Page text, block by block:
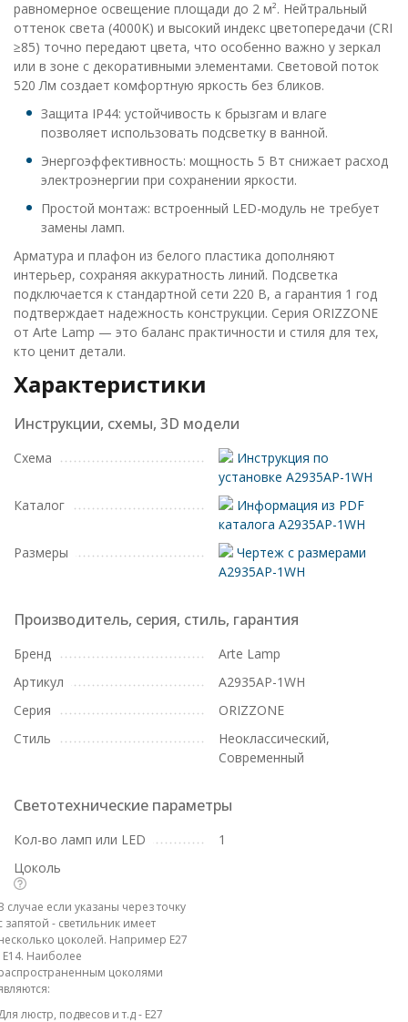
равномерное освещение площади до 2 м². Нейтральный
оттенок света (4000K) и высокий индекс цветопередачи (CRI
≥85) точно передают цвета, что особенно важно у зеркал
или в зоне с декоративными элементами. Световой поток
520 Лм создает комфортную яркость без бликов.
Защита IP44: устойчивость к брызгам и влаге
позволяет использовать подсветку в ванной.
Энергоэффективность: мощность 5 Вт снижает расход
электроэнергии при сохранении яркости.
Простой монтаж: встроенный LED-модуль не требует
замены ламп.
Арматура и плафон из белого пластика дополняют
интерьер, сохраняя аккуратность линий. Подсветка
подключается к стандартной сети 220 В, а гарантия 1 год
подтверждает надежность конструкции. Серия ORIZZONE
от Arte Lamp — это баланс практичности и стиля для тех,
кто ценит детали.
Характеристики
Инструкции, схемы, 3D модели
Схема
Инструкция по
установке A2935AP-1WH
Каталог
Информация из PDF
каталога A2935AP-1WH
Размеры
Чертеж с размерами
A2935AP-1WH
Производитель, серия, стиль, гарантия
Бренд
Arte Lamp
Артикул
A2935AP-1WH
Серия
ORIZZONE
Стиль
Неоклассический,
Современный
Светотехнические параметры
Кол-во ламп или LED
1
Цоколь
случае если указаны через точку
запятой - светильник имеет
цоколей. Например E27
E14. Наиболее
цоколями
люстр, подвесов и т.д - E27